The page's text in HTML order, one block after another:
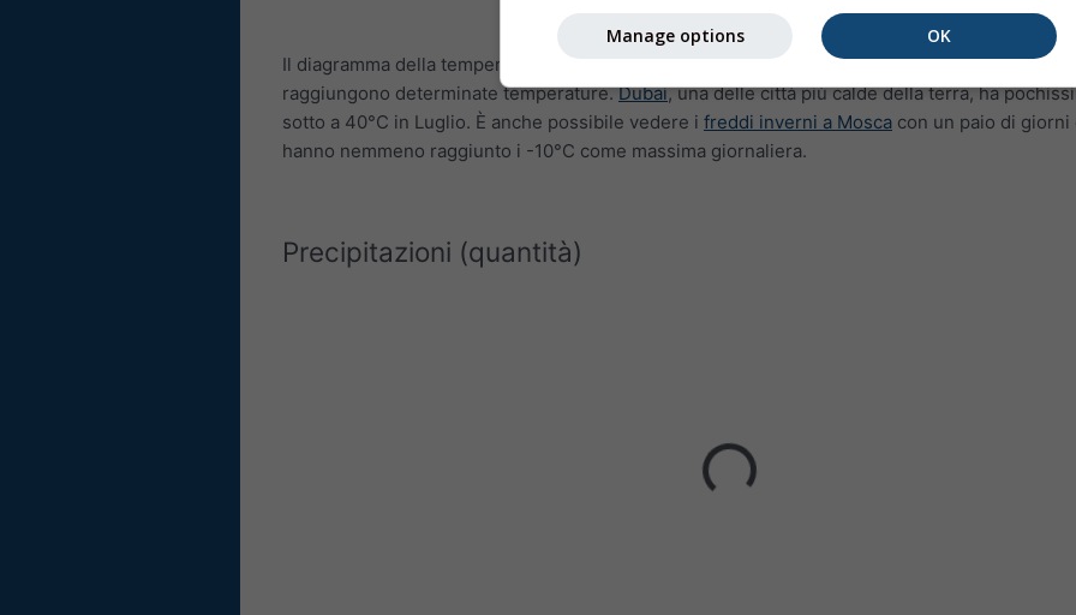
Il diagramma della temperatura massima per Port-La Nouvelle mostra il numero di giorni al
raggiungono determinate temperature.Dubai, una delle città più calde della terra, ha
sotto a 40°C in Luglio. È anche possibile vedere i freddi inverni a Mosca con un paio di giorni
hanno nemmeno raggiunto i -10°C come massima giornaliera.
Precipitazioni (quantità)
OK
Manage options